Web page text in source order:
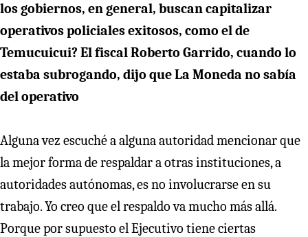
los gobiernos, en general, buscan capitalizar
operativos policiales exitosos, como el de
Temucuicui? El fiscal Roberto Garrido, cuando lo
estaba subrogando, dijo que La Moneda no sabía
del operativo
Alguna vez escuché a alguna autoridad mencionar que
la mejor forma de respaldar a otras instituciones, a
autoridades autónomas, es no involucrarse en su
trabajo. Yo creo que el respaldo va mucho más allá.
Porque por supuesto el Ejecutivo tiene ciertas